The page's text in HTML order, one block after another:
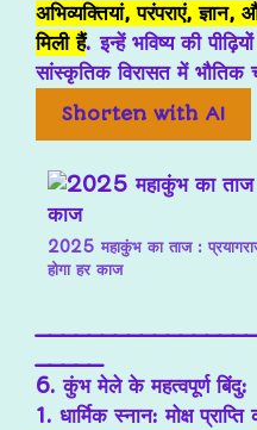
अभिव्यक्तियां, परंपराएं,
मिली हैं. इन्हें भविष्य की
सांस्कृतिक विरासत में भौतिक
Shorten with AI
2025 महाकुंभ का ताज :
होगा हर काज
6. कुंभ मेले के महत्वपूर्ण बिंदु:
1. धार्मिक स्नान: मोक्ष